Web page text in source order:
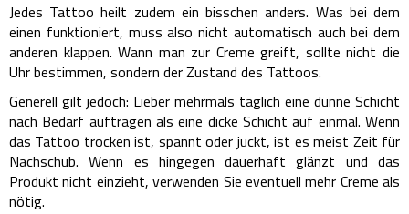
Jedes Tattoo heilt zudem ein bisschen anders. Was bei dem
einen funktioniert, muss also nicht automatisch auch bei dem
anderen klappen.Wann man zur Creme greift, sollte nicht die
Uhr bestimmen, sondern der Zustand des Tattoos.
Generell gilt jedoch: Lieber mehrmals täglich eine dünne Schicht
nach Bedarf auftragen als eine dicke Schicht auf einmal. Wenn
das Tattoo trocken ist, spannt oder juckt, ist es meist Zeit für
Nachschub. Wenn es hingegen dauerhaft glänzt und das
Produkt nicht einzieht, verwenden Sie eventuell mehr Creme als
nötig.